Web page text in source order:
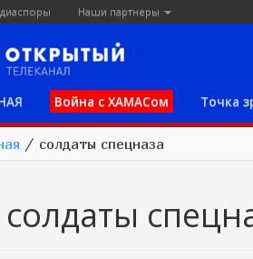
Наши партнеры
Война с ХАМАСом Точка
/ солдаты спецназа
солдаты